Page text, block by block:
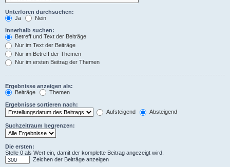
Unterforen durchsuchen:
Ja
Nein
Innerhalb suchen:
Betreff und Text der Beiträge
Nur im Text der Beiträge
Nur im Betreff der Themen
Nur im ersten Beitrag der Themen
Ergebnisse anzeigen als:
Beiträge
Themen
Ergebnisse sortieren nach:
Aufsteigend
Absteigend
Suchzeitraum begrenzen:
Die ersten:
Stelle 0 als Wert ein, damit der komplette Beitrag angezeigt wird.
Zeichen der Beiträge anzeigen